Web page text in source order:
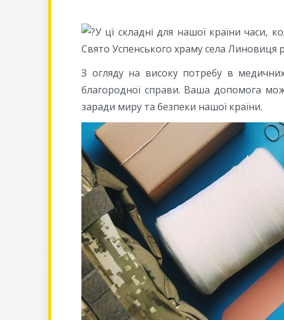
У ці складні для нашої країни часи,
Свято Успенського храму села Линовиця
З огляду на високу потребу в
благородної справи. Ваша допомога
заради миру та безпеки нашої країни.